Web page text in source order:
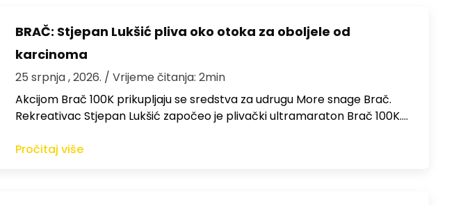
BRAČ: Stjepan Lukšić pliva oko otoka za oboljele od
karcinoma
25 srpnja , 2026. / Vrijeme čitanja: 2min
Akcijom Brač 100K prikupljaju se sredstva za udrugu More snage Brač.
Rekreativac Stjepan Lukšić započeo je plivački ultramaraton Brač 100K.…
Pročitaj više